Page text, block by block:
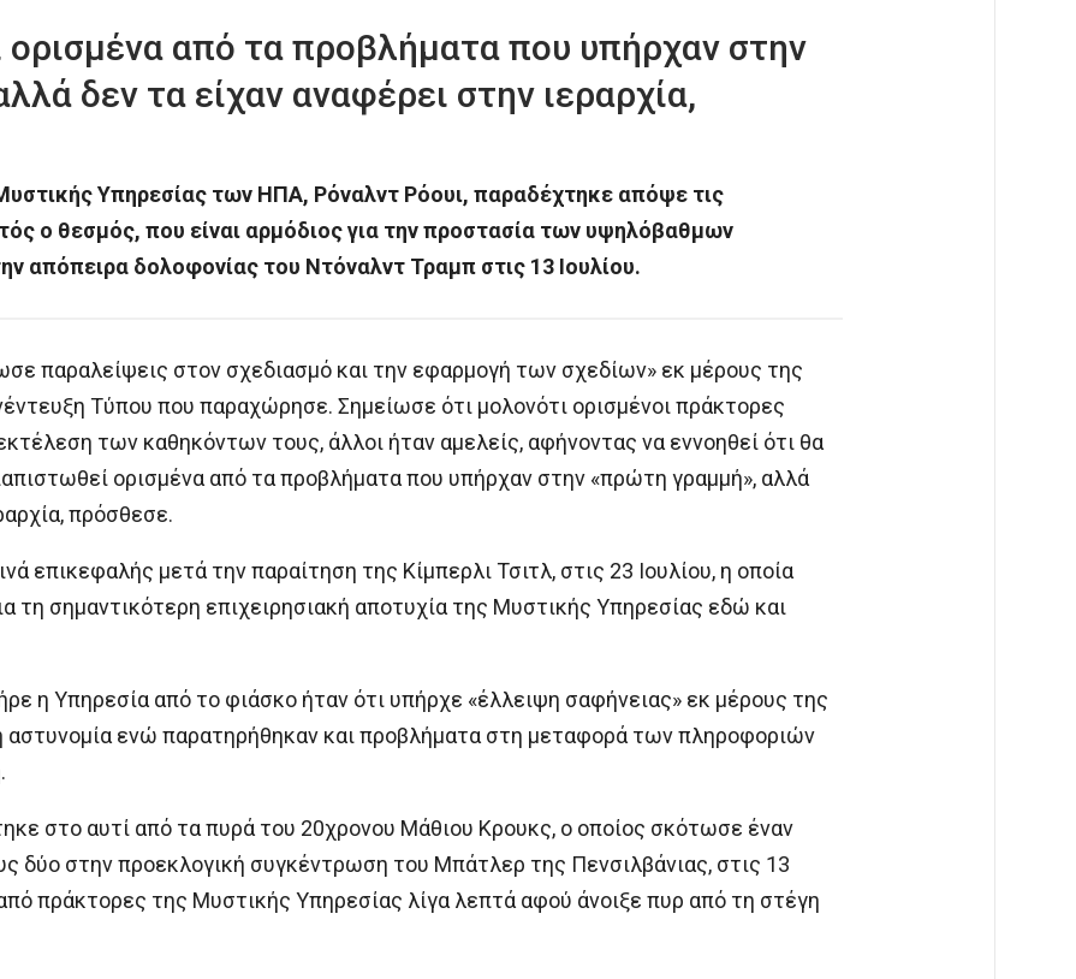
ορισμένα από τα προβλήματα που υπήρχαν στην
δεν τα είχαν αναφέρει στην ιεραρχία,
Υπηρεσίας των ΗΠΑ, Ρόναλντ Ρόουι, παραδέχτηκε απόψε τις
ο θεσμός, που είναι αρμόδιος για την προστασία των υψηλόβαθμων
απόπειρα δολοφονίας του Ντόναλντ Τραμπ στις 13 Ιουλίου.
παραλείψεις στον σχεδιασμό και την εφαρμογή των σχεδίων» εκ μέρους της
Τύπου που παραχώρησε. Σημείωσε ότι μολονότι ορισμένοι πράκτορες
των καθηκόντων τους, άλλοι ήταν αμελείς, αφήνοντας να εννοηθεί ότι θα
ορισμένα από τα προβλήματα που υπήρχαν στην «πρώτη γραμμή», αλλά
πρόσθεσε.
επικεφαλής μετά την παραίτηση της Κίμπερλι Τσιτλ, στις 23 Ιουλίου, η οποία
τη σημαντικότερη επιχειρησιακή αποτυχία της Μυστικής Υπηρεσίας εδώ και
η Υπηρεσία από το φιάσκο ήταν ότι υπήρχε «έλλειψη σαφήνειας» εκ μέρους της
αστυνομία ενώ παρατηρήθηκαν και προβλήματα στη μεταφορά των πληροφοριών
στο αυτί από τα πυρά του 20χρονου Μάθιου Κρουκς, ο οποίος σκότωσε έναν
δύο στην προεκλογική συγκέντρωση του Μπάτλερ της Πενσιλβάνιας, στις 13
πράκτορες της Μυστικής Υπηρεσίας λίγα λεπτά αφού άνοιξε πυρ από τη στέγη